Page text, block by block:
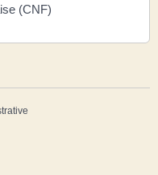
(CNF)